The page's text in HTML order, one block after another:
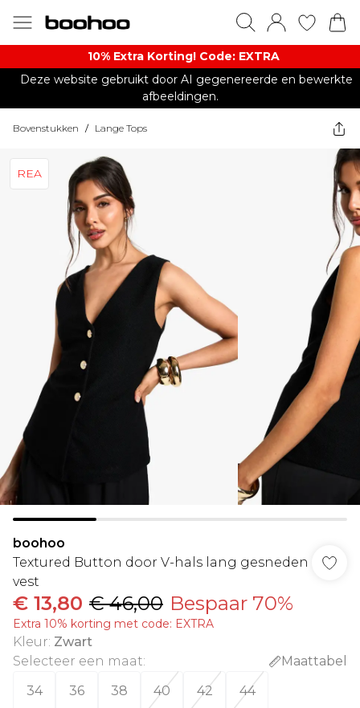
10% Extra Korting! Code: EXTRA​
Deze website gebruikt door AI gegenereerde en bewerkte
afbeeldingen.
Bovenstukken / Lange Tops
REA
boohoo
Textured Button door V-hals lang gesneden
vest
€ 13,80 € 46,00 Bespaar 70%
Extra 10% korting met code: EXTRA
Kleur: Zwart
Selecteer een maat:
Maattabel
34
36 38 40 42 44